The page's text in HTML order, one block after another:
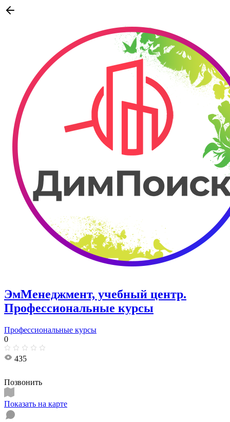
ЭмМенеджмент, учебный центр.
Профессиональные курсы
Профессиональные курсы
0
435
Позвонить
Показать на карте